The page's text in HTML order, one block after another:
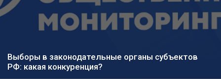
Выборы в законодательные органы субъектов
РФ: какая конкуренция?